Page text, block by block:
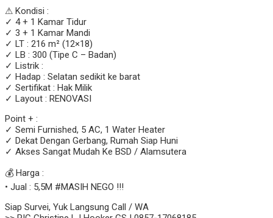
⚠ Kondisi :
✓ 4 + 1 Kamar Tidur
✓ 3 + 1 Kamar Mandi
✓ LT : 216 m² (12×18)
✓ LB : 300 (Tipe C – Badan)
✓ Listrik :
✓ Hadap : Selatan sedikit ke barat
✓ Sertifikat : Hak Milik
✓ Layout : RENOVASI
Point + :
✓ Semi Furnished, 5 AC, 1 Water Heater
✓ Dekat Dengan Gerbang, Rumah Siap Huni
✓ Akses Sangat Mudah Ke BSD / Alamsutera
💰 Harga :
• Jual : 5,5M #MASIH NEGO !!!
Siap Survei, Yuk Langsung Call / WA